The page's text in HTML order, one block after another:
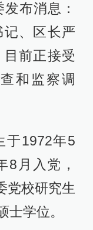
布消息：
、区长严
前正接受
和监察调
于1972年5
8月入党，
党校研究生
学位。